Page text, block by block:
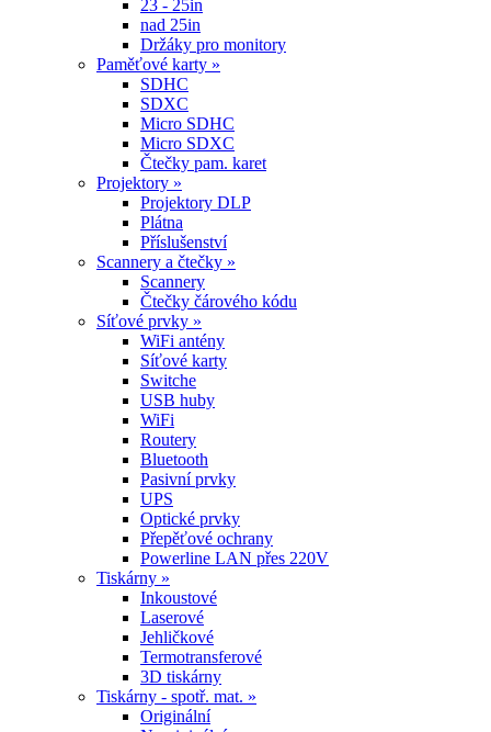
23 - 25in
nad 25in
Držáky pro monitory
Paměťové karty »
SDHC
SDXC
Micro SDHC
Micro SDXC
Čtečky pam. karet
Projektory »
Projektory DLP
Plátna
Příslušenství
Scannery a čtečky »
Scannery
Čtečky čárového kódu
Síťové prvky »
WiFi antény
Síťové karty
Switche
USB huby
WiFi
Routery
Bluetooth
Pasivní prvky
UPS
Optické prvky
Přepěťové ochrany
Powerline LAN přes 220V
Tiskárny »
Inkoustové
Laserové
Jehličkové
Termotransferové
3D tiskárny
Tiskárny - spotř. mat. »
Originální